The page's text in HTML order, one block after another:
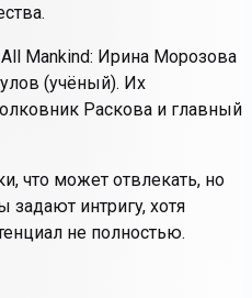
Mankind: Ирина Морозова
(учёный). Их
Раскова и главный
что может отвлекать, но
интригу, хотя
не полностью.